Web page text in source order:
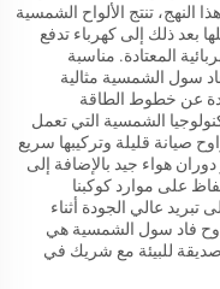
النهج، تنتج الألواح الشمسية
بعد ذلك إلى كهرباء تدفع
المعتادة. مناسبة
سول الشمسية مثالية
عن خطوط الطاقة
الشمسية التي تعمل
قليلة وتركيبها سريع
هواء جيد بالإضافة إلى
على موارد كوكبنا
عالي الجودة أثناء
فاد سول الشمسية هي
للبيئة مع شريك في